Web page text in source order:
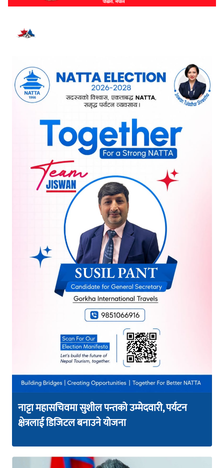
नाट्टा महासचिवमा सुशील पन्तको उम्मेदवारी, पर्यटन
क्षेत्रलाई डिजिटल बनाउने योजना